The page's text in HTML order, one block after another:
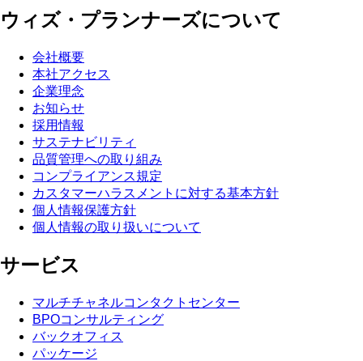
ウィズ・プランナーズについて
会社概要
本社アクセス
企業理念
お知らせ
採用情報
サステナビリティ
品質管理への取り組み
コンプライアンス規定
カスタマーハラスメントに対する基本方針
個人情報保護方針
個人情報の取り扱いについて
サービス
マルチチャネルコンタクトセンター
BPOコンサルティング
バックオフィス
パッケージ